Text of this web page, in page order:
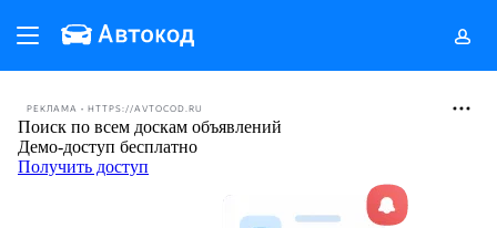
РЕКЛАМА • HTTPS://AVTOCOD.RU